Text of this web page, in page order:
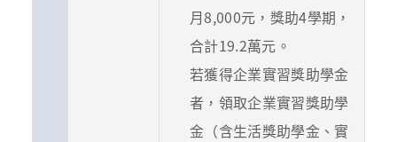
月8,000元，獎助4學期，
合計19.2萬元。
若獲得企業實習獎助學金
者，領取企業實習獎助學
金（含生活獎助學金、實